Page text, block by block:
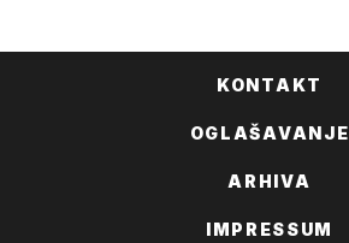
KONTAKT
OGLAŠAVANJE
ARHIVA
IMPRESSUM